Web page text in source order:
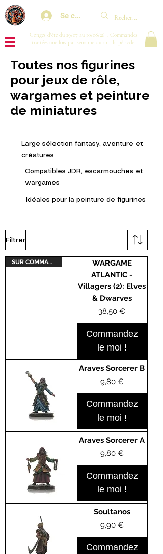
Se connecter
Congés d'été du 29/07 au 10/08/26 : Commandes
traitées une fois par semaine durant la période.
Toutes nos figurines
pour jeux de rôle,
wargames et peinture
de miniatures
Large sélection fantasy, aventure et
créatures
Compatibles JDR, escarmouches et
wargames
Idéales pour la peinture de figurines
Filtrer
SUR COMMANDE
WARGAME
ATLANTIC -
Villagers (2): Elves
& Dwarves
Prix
38,50 €
Commandez
le moi !
Araves Sorcerer B
Prix
9,80 €
Commandez
le moi !
Araves Sorcerer A
Prix
9,80 €
Commandez
le moi !
Soultanos
Prix
9,90 €
Commandez